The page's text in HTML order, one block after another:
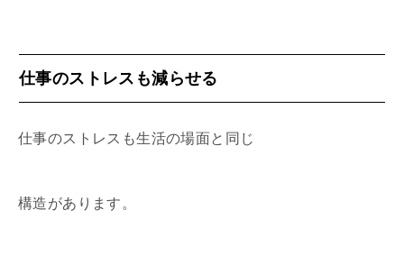
仕事のストレスも減らせる
仕事のストレスも生活の場面と同じ
構造があります。